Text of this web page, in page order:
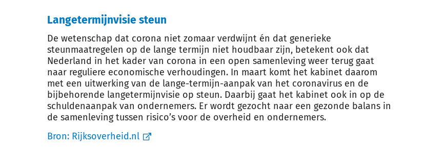
Langetermijnvisie steun
De wetenschap dat corona niet zomaar verdwijnt én dat generieke
steunmaatregelen op de lange termijn niet houdbaar zijn, betekent ook dat
Nederland in het kader van corona in een open samenleving weer terug gaat
naar reguliere economische verhoudingen. In maart komt het kabinet daarom
met een uitwerking van de lange-termijn-aanpak van het coronavirus en de
bijbehorende langetermijnvisie op steun. Daarbij gaat het kabinet ook in op de
schuldenaanpak van ondernemers. Er wordt gezocht naar een gezonde balans in
de samenleving tussen risico’s voor de overheid en ondernemers.
Bron: Rijksoverheid.nl